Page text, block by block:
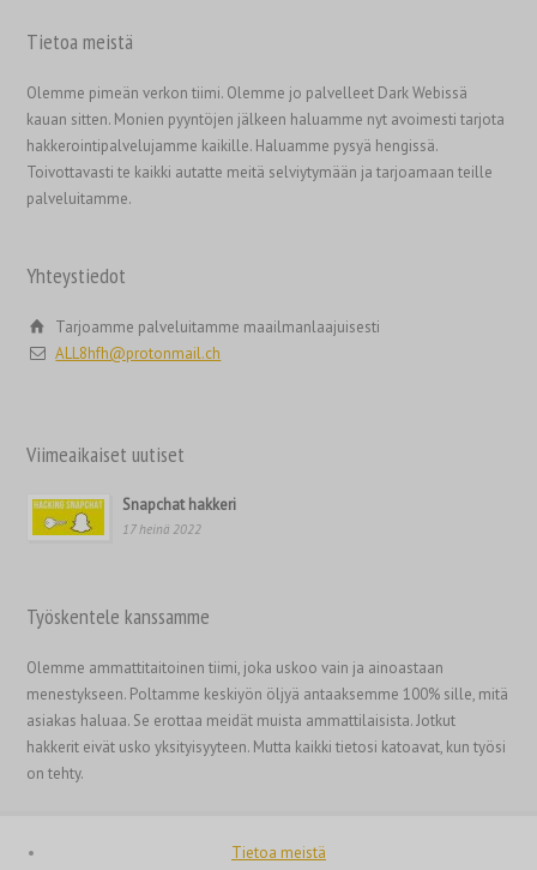
Tietoa meistä
Olemme pimeän verkon tiimi. Olemme jo palvelleet Dark Webissä
kauan sitten. Monien pyyntöjen jälkeen haluamme nyt avoimesti tarjota
hakkerointipalvelujamme kaikille. Haluamme pysyä hengissä.
Toivottavasti te kaikki autatte meitä selviytymään ja tarjoamaan teille
palveluitamme.
Yhteystiedot
Tarjoamme palveluitamme maailmanlaajuisesti
ALL8hfh@protonmail.ch
Viimeaikaiset uutiset
Snapchat hakkeri
17 heinä 2022
Työskentele kanssamme
Olemme ammattitaitoinen tiimi, joka uskoo vain ja ainoastaan
menestykseen. Poltamme keskiyön öljyä antaaksemme 100% sille, mitä
asiakas haluaa. Se erottaa meidät muista ammattilaisista. Jotkut
hakkerit eivät usko yksityisyyteen. Mutta kaikki tietosi katoavat, kun työsi
on tehty.
Tietoa meistä
עִבְרִית
Português
ไทย
简体中文
香港中文